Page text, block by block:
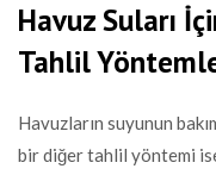
Havuz Suları
Tahlil
Havuzların suyunun
bir diğer tahlil yöntemi